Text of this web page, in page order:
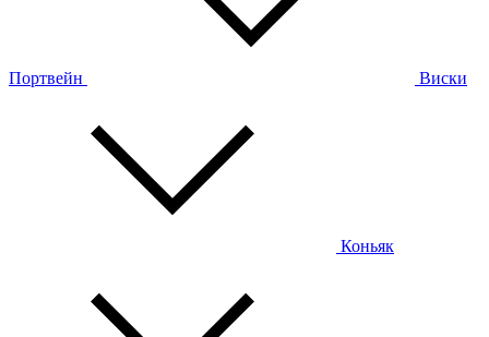
Портвейн Виски
Коньяк